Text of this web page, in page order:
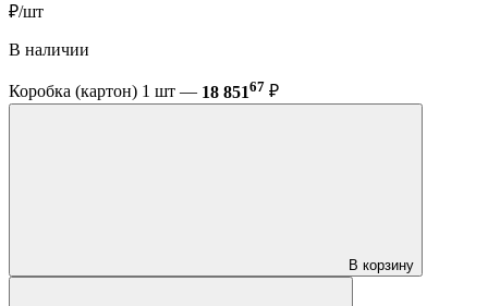
₽/шт
В наличии
Коробка (картон) 1 шт — 18 85167 ₽
В корзину